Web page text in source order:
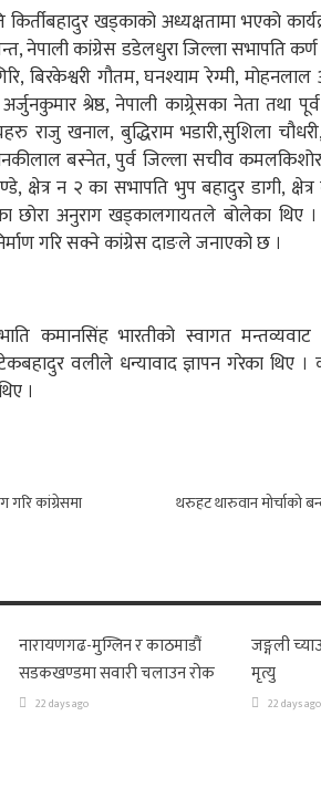
खड्काको अध्यक्षतामा भएको
नेपाली कांग्रेस डडेलधुरा जिल्ला सभापति
बिरकेश्वरी गौतम, घनश्याम रेग्मी,
श्रेष्ठ, नेपाली काग्र्रेसका नेता तथा
राजु खनाल, बुद्धिराम भडारी,सुशिला
बस्नेत, पुर्व जिल्ला सचीव
क्षेत्र न २ का सभापति भुप बहादुर डागी,
छोरा अनुराग खड्कालगायतले बोलेका थिए
गरि सक्ने कांग्रेस दाङले जनाएको छ ।
कमानसिंह भारतीको स्वागत
वलीले धन्यावाद ज्ञापन गरेका थिए ।
।
गरि कांग्रेसमा
थरुहट थारुवान मोर्चाको
नारायणगढ-मुग्लिन र काठमाडौं
सडकखण्डमा सवारी चलाउन रोक
22 days ago
जङ्गली
मृत्यु
22 days ago